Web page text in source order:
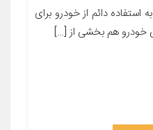
دائم از خودرو برای
خودرو هم بخشی از […]